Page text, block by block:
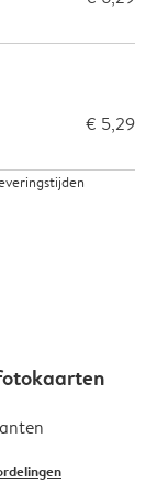
€ 5,29